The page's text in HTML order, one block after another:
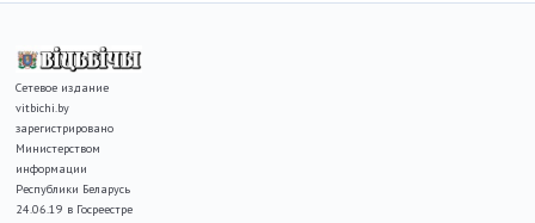
Сетевое издание
vitbichi.by
зарегистрировано
Министерством
информации
Республики Беларусь
24.06.19 в Госреестре